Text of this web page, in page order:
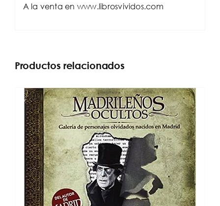
A la venta en www.librosvividos.com
Productos relacionados